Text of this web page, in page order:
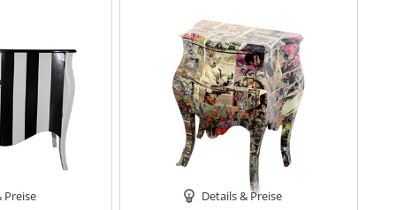
Preise Details & Preise